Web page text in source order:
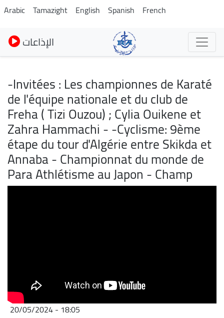
Pasar
al
contenido
principal
Arabic Tamazight English Spanish French
الإذاعات
-Invitées : Les championnes de Karaté
de l'équipe nationale et du club de
Freha ( Tizi Ouzou) ; Cylia Ouikene et
Zahra Hammachi - -Cyclisme: 9ème
étape du tour d'Algérie entre Skikda et
Annaba - Championnat du monde de
Para Athlétisme au Japon - Champ
20/05/2024 - 18:05